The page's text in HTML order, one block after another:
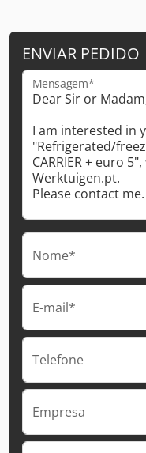
ENVIAR PEDIDO
Mensagem*
Nome*
E-mail*
Telefone
Empresa